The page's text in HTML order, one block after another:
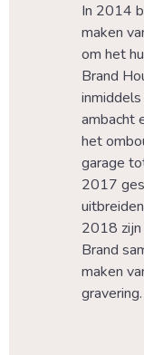
In 2014
maken
om het
Brand
ambacht
het
garage
2017
2018 zijn
Brand
maken
gravering.